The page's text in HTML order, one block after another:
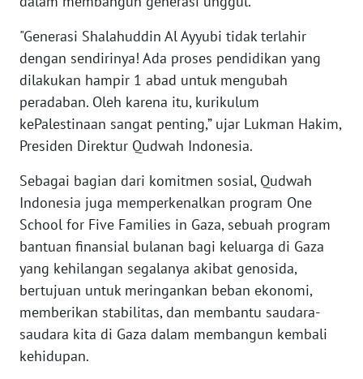
"Generasi Shalahuddin Al Ayyubi tidak terlahir
dengan sendirinya! Ada proses pendidikan yang
dilakukan hampir 1 abad untuk mengubah
peradaban. Oleh karena itu, kurikulum
kePalestinaan sangat penting,” ujar Lukman Hakim,
Presiden Direktur Qudwah Indonesia.
Sebagai bagian dari komitmen sosial, Qudwah
Indonesia juga memperkenalkan program One
School for Five Families in Gaza, sebuah program
bantuan finansial bulanan bagi keluarga di Gaza
yang kehilangan segalanya akibat genosida,
bertujuan untuk meringankan beban ekonomi,
memberikan stabilitas, dan membantu saudara-
saudara kita di Gaza dalam membangun kembali
kehidupan.
WN
NUSANTARA
WN
JOGJA
WN
JATIM
BALI
WN
KALBAR
WN